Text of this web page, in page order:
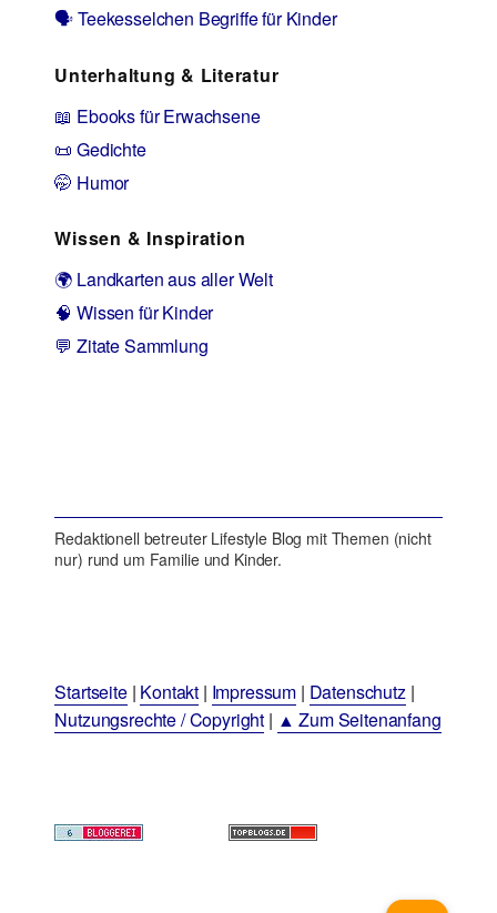
🗣️ Teekesselchen Begriffe für Kinder
Unterhaltung & Literatur
📖 Ebooks für Erwachsene
📜 Gedichte
🤭 Humor
Wissen & Inspiration
🌍 Landkarten aus aller Welt
🧠 Wissen für Kinder
💬 Zitate Sammlung
Redaktionell betreuter Lifestyle Blog mit Themen (nicht
nur) rund um Familie und Kinder.
Startseite| Kontakt | Impressum | Datenschutz|
Nutzungsrechte / Copyright | ▲ Zum Seitenanfang